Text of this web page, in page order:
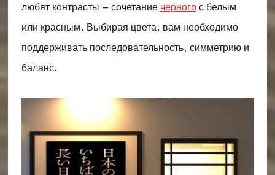
любят контрасты – сочетание черногос белым
или красным. Выбирая цвета, вам необходимо
поддерживать последовательность, симметрию и
баланс.